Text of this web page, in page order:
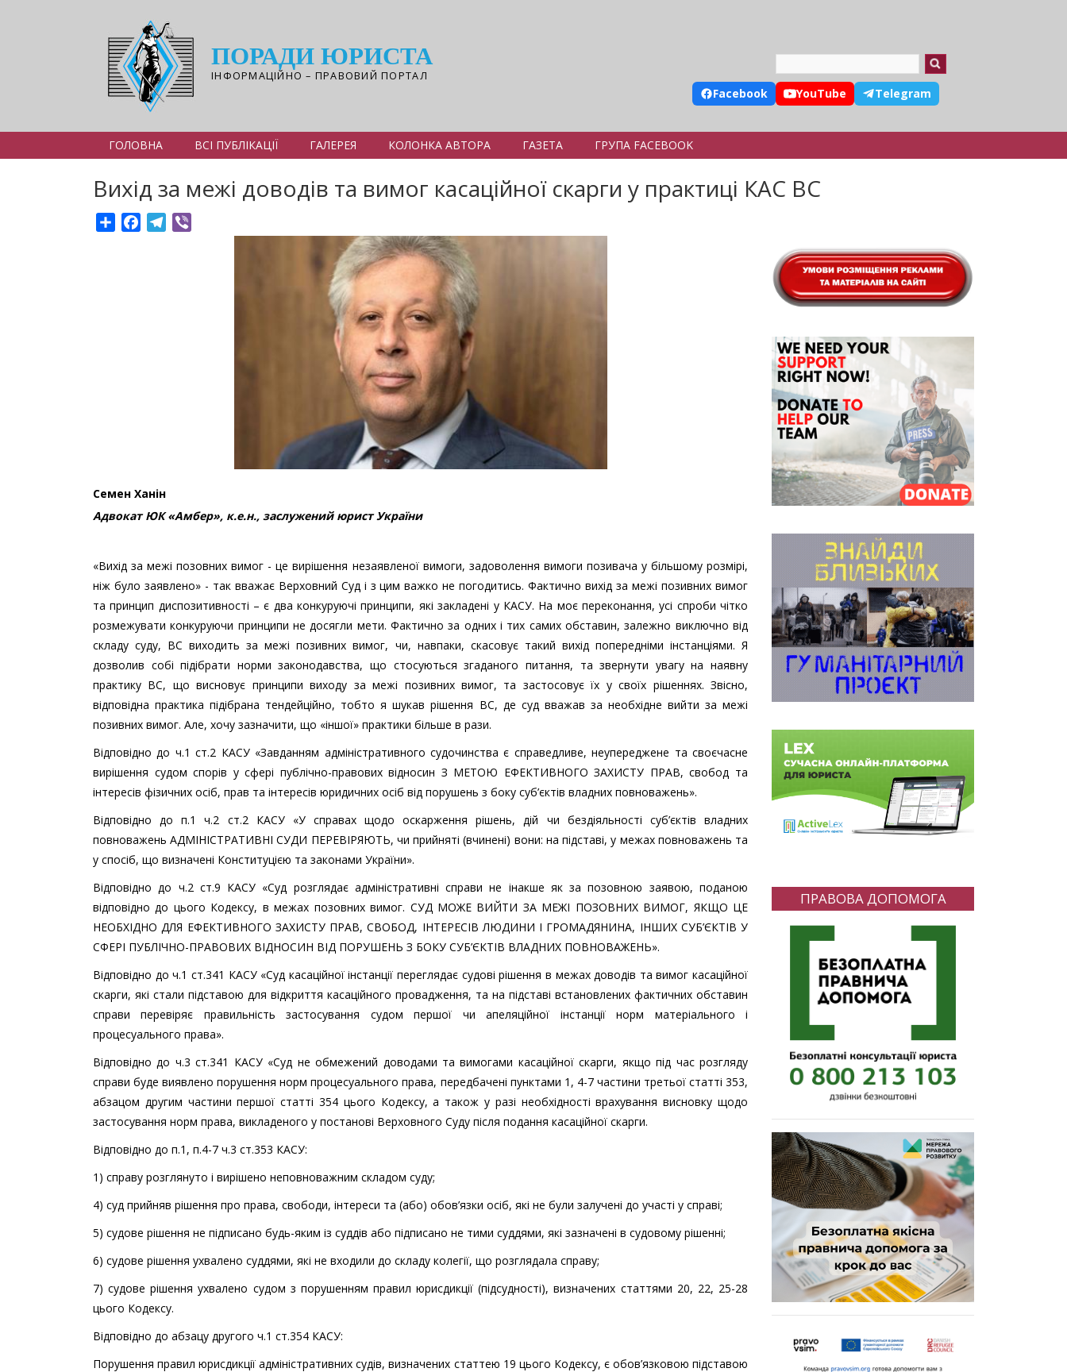
ПОРАДИ ЮРИСТА
ІНФОРМАЦІЙНО – ПРАВОВИЙ ПОРТАЛ
Facebook YouTube Telegram
ГОЛОВНА ВСІ ПУБЛІКАЦІЇ ГАЛЕРЕЯ КОЛОНКА АВТОРА ГАЗЕТА ГРУПА FACEBOOK
Вихід за межі доводів та вимог касаційної скарги у практиці КАС ВС
ShareFacebookTelegram
Семен Ханін
Адвокат ЮК «Амбер», к.е.н., заслужений юрист України
«Вихід за межі позовних вимог - це вирішення незаявленої вимоги, задоволення вимоги позивача у більшому розмірі,
ніж було заявлено» - так вважає Верховний Суд і з цим важко не погодитись. Фактично вихід за межі позивних вимог
та принцип диспозитивності – є два конкуруючі принципи, які закладені у КАСУ. На моє переконання, усі спроби чітко
розмежувати конкуруючи принципи не досягли мети. Фактично за одних і тих самих обставин, залежно виключно від
складу суду, ВС виходить за межі позивних вимог, чи, навпаки, скасовує такий вихід попередніми інстанціями. Я
дозволив собі підібрати норми законодавства, що стосуються згаданого питання, та звернути увагу на наявну
практику ВС, що висновує принципи виходу за межі позивних вимог, та застосовує їх у своїх рішеннях. Звісно,
відповідна практика підібрана тендейційно, тобто я шукав рішення ВС, де суд вважав за необхідне вийти за межі
позивних вимог. Але, хочу зазначити, що «іншої» практики більше в рази.
Відповідно до ч.1 ст.2 КАСУ «Завданням адміністративного судочинства є справедливе, неупереджене та своєчасне
вирішення судом спорів у сфері публічно-правових відносин З МЕТОЮ ЕФЕКТИВНОГО ЗАХИСТУ ПРАВ, свобод та
інтересів фізичних осіб, прав та інтересів юридичних осіб від порушень з боку суб’єктів владних повноважень».
Відповідно до п.1 ч.2 ст.2 КАСУ «У справах щодо оскарження рішень, дій чи бездіяльності суб’єктів владних
повноважень АДМІНІСТРАТИВНІ СУДИ ПЕРЕВІРЯЮТЬ, чи прийняті (вчинені) вони: на підставі, у межах повноважень та
у спосіб, що визначені Конституцією та законами України».
Відповідно до ч.2 ст.9 КАСУ «Суд розглядає адміністративні справи не інакше як за позовною заявою, поданою
відповідно до цього Кодексу, в межах позовних вимог. СУД МОЖЕ ВИЙТИ ЗА МЕЖІ ПОЗОВНИХ ВИМОГ, ЯКЩО ЦЕ
НЕОБХІДНО ДЛЯ ЕФЕКТИВНОГО ЗАХИСТУ ПРАВ, СВОБОД, ІНТЕРЕСІВ ЛЮДИНИ І ГРОМАДЯНИНА, ІНШИХ СУБ’ЄКТІВ У
СФЕРІ ПУБЛІЧНО-ПРАВОВИХ ВІДНОСИН ВІД ПОРУШЕНЬ З БОКУ СУБ’ЄКТІВ ВЛАДНИХ ПОВНОВАЖЕНЬ».
Відповідно до ч.1 ст.341 КАСУ «Суд касаційної інстанції переглядає судові рішення в межах доводів та вимог касаційної
скарги, які стали підставою для відкриття касаційного провадження, та на підставі встановлених фактичних обставин
справи перевіряє правильність застосування судом першої чи апеляційної інстанції норм матеріального і
процесуального права».
Відповідно до ч.3 ст.341 КАСУ «Суд не обмежений доводами та вимогами касаційної скарги, якщо під час розгляду
справи буде виявлено порушення норм процесуального права, передбачені пунктами 1, 4-7 частини третьої статті 353,
абзацом другим частини першої статті 354 цього Кодексу, а також у разі необхідності врахування висновку щодо
застосування норм права, викладеного у постанові Верховного Суду після подання касаційної скарги.
Відповідно до п.1, п.4-7 ч.3 ст.353 КАСУ:
1) справу розглянуто і вирішено неповноважним складом суду;
4) суд прийняв рішення про права, свободи, інтереси та (або) обов’язки осіб, які не були залучені до участі у справі;
5) судове рішення не підписано будь-яким із суддів або підписано не тими суддями, які зазначені в судовому рішенні;
6) судове рішення ухвалено суддями, які не входили до складу колегії, що розглядала справу;
7) судове рішення ухвалено судом з порушенням правил юрисдикції (підсудності), визначених статтями 20, 22, 25-28
цього Кодексу.
Відповідно до абзацу другого ч.1 ст.354 КАСУ:
Порушення правил юрисдикції адміністративних судів, визначених статтею 19 цього Кодексу, є обов’язковою підставою
ПРАВОВА ДОПОМОГА